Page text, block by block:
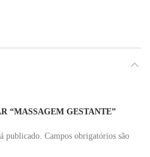
“MASSAGEM GESTANTE”
publicado. Campos obrigatórios são